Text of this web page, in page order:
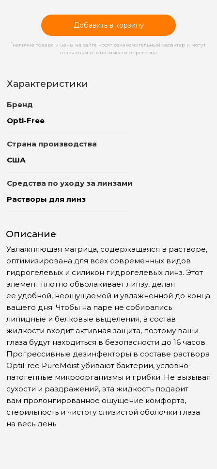
Добавить в корзину
* наличие товара и цены на сайте носят ознакомительный характер и могут
отличаться в зависимости от региона
Характеристики
Бренд
Opti-Free
Страна производства
США
Средства по уходу за линзами
Растворы для линз
Описание
Увлажняющая матрица, содержащаяся в растворе,
оптимизирована для всех современных видов
гидрогелевых и силикон гидрогелевых линз. Этот
элемент плотно обволакивает линзу, делая
ее удобной, неощущаемой и увлажненной до конца
вашего дня. Чтобы на паре не собирались
липидные и белковые выделения, в состав
жидкости входит активная защита, поэтому ваши
глаза будут находиться в безопасности до 16 часов.
Прогрессивные дезинфекторы в составе раствора
OptiFree PureMoist убивают бактерии, условно-
патогенные микроорганизмы и грибки. Не вызывая
сухости и раздражений, эта жидкость подарит
вам пролонгированное ощущение комфорта,
стерильность и чистоту слизистой оболочки глаза
на весь день.